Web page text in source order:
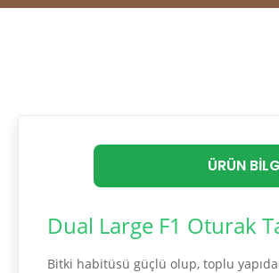
ÜRÜN
Dual Large F1 Oturak
Bitki habitüsü güçlü olup, toplu